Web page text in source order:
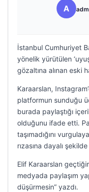
A
İstanbul Cumhuriyet
yönelik yürütülen
gözaltına alınan eski
Karaarslan,
platformun sunduğu
burada paylaştığı
olduğunu ifade etti.
taşımadığını
rızasına dayalı
Elif Karaarslan
medyada paylaşım
düşürmesin” yazdı.